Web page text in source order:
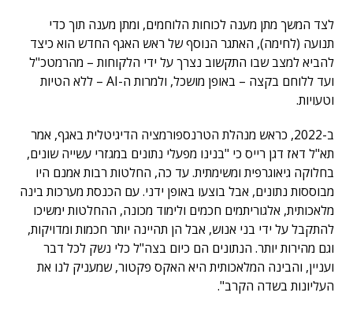
לצד המשך מתן מענה לכוחות הלוחמים, ומתן מענה תוך כדי
תנועה (לחימה), האתגר הנוסף של ראש האגף החדש הוא כיצד
להביא למצב שבו התקשוב נצרך על ידי הלקוחות – מהרמטכ"ל
ועד ללוחם בקצה – באופן מושכל, ולמרות ה-AI – ללא הטיות
וטעויות.
ב-2022, כראש מנהלת הטרנספורמציה הדיגיטלית באגף, אמר
תא"ל דאז דגן רייס כי "בנינו מפעלי נתונים במגזרי עשייה שונים,
בחלוקה גיאוגרפית ומשימתית. עד כה, החלטות רבות אמנם היו
מבוססות נתונים, אבל בוצעו באופן ידני. עם הכנסת מערכות בינה
מלאכותית, אלגוריתמים חכמים ולימוד מכונה, ההחלטות ימשיכו
להתקבל על ידי בני אנוש, אבל הן תהיינה יותר חכמות ומדויקות,
וגם מהירות יותר. הנתונים הם כיום בצה"ל כלי נשק לכל דבר
ועניין, והבינה המלאכותית היא האקס פקטור, שמעניק לנו את
העליונות בשדה הקרב".